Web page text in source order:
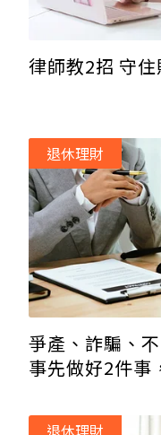
律師教2招 守
爭產、詐騙、
事先做好2件事
退休理財